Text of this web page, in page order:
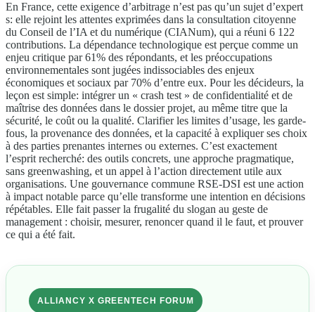
En France, cette exigence d’arbitrage n’est pas qu’un sujet d’expert
s: elle rejoint les attentes exprimées dans la consultation citoyenne
du Conseil de l’IA et du numérique (CIANum), qui a réuni 6 122
contributions. La dépendance technologique est perçue comme un
enjeu critique par 61% des répondants, et les préoccupations
environnementales sont jugées indissociables des enjeux
économiques et sociaux par 70% d’entre eux. Pour les décideurs, la
leçon est simple: intégrer un « crash test » de confidentialité et de
maîtrise des données dans le dossier projet, au même titre que la
sécurité, le coût ou la qualité. Clarifier les limites d’usage, les garde-
fous, la provenance des données, et la capacité à expliquer ses choix
à des parties prenantes internes ou externes. C’est exactement
l’esprit recherché: des outils concrets, une approche pragmatique,
sans greenwashing, et un appel à l’action directement utile aux
organisations. Une gouvernance commune RSE-DSI est une action
à impact notable parce qu’elle transforme une intention en décisions
répétables. Elle fait passer la frugalité du slogan au geste de
management : choisir, mesurer, renoncer quand il le faut, et prouver
ce qui a été fait.
ALLIANCY X GREENTECH FORUM